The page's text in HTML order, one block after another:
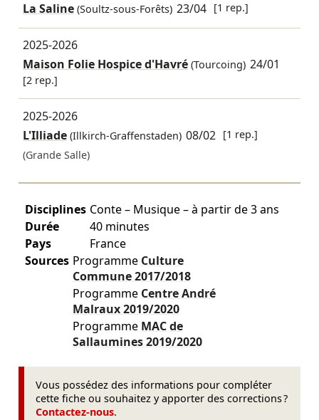
La Saline(Soultz-sous-Forêts) 23/04 [1 rep.]
2025-2026
Maison Folie Hospice d'Havré(Tourcoing) 24/01
[2 rep.]
2025-2026
L'Illiade(Illkirch-Graffenstaden) 08/02 [1 rep.]
(Grande Salle)
Disciplines Conte – Musique – à partir de 3 ans
Durée
40 minutes
Pays
France
Sources Programme Culture
Commune2017/2018
Programme Centre André
Malraux2019/2020
Programme MAC de
Sallaumines2019/2020
Vous possédez des informations pour compléter
cette fiche ou souhaitez y apporter des corrections ?
Contactez-nous.